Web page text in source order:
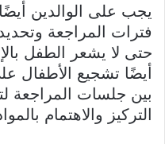
يجب على الوالدين
فترات المراجعة
حتى لا يشعر الطفل
أيضًا تشجيع الأطفال
بين جلسات المراجعة
التركيز والاهتمام